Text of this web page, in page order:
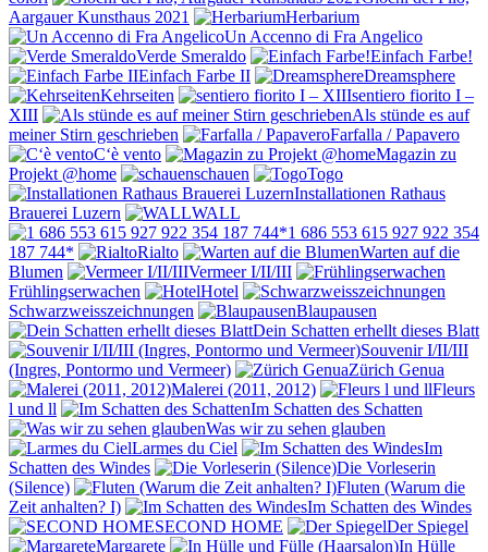
Aargauer Kunsthaus 2021
Herbarium
Un Accenno di Fra Angelico
Verde Smeraldo
Einfach Farbe!
Einfach Farbe II
Dreamsphere
Kehrseiten
sentiero fiorito I –
XIII
Als stünde es auf
meiner Stirn geschrieben
Farfalla / Papavero
C‘è vento
Magazin zu
Projekt @home
schauen
Togo
Installationen Rathaus
Brauerei Luzern
WALL
1 686 553 615 927 922 354
187 744*
Rialto
Warten auf die
Blumen
Vermeer I/II/III
Frühlingserwachen
Hotel
Schwarzweisszeichnungen
Blaupausen
Dein Schatten erhellt dieses Blatt
Souvenir I/II/III
(Ingres, Pontormo und Vermeer)
Zürich Genua
Malerei (2011, 2012)
Fleurs
l und ll
Im Schatten des Schatten
Was wir zu sehen glauben
Larmes du Ciel
Im
Schatten des Windes
Die Vorleserin
(Silence)
Fluten (Warum die
Zeit anhalten? I)
Im Schatten des Windes
SECOND HOME
Der Spiegel
Margarete
In Hülle